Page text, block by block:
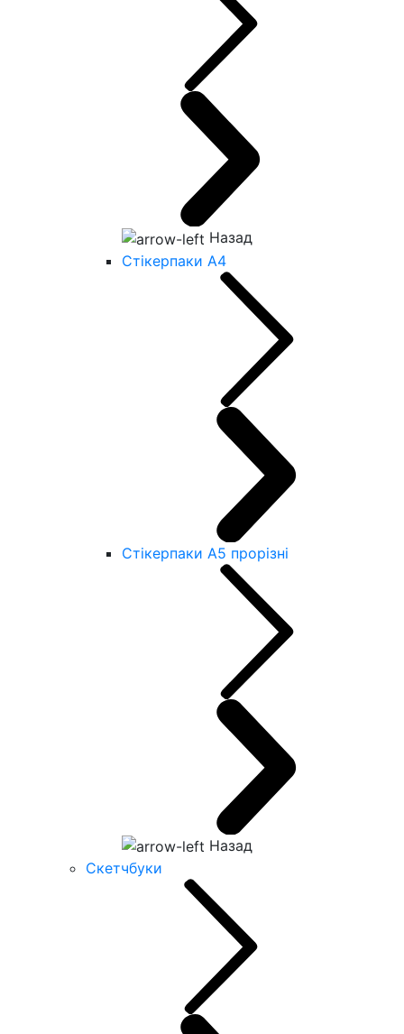
Назад
Стікерпаки А4
Стікерпаки А5 прорізні
Назад
Скетчбуки